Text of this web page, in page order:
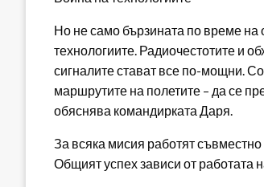
Но не само бързината по време на
технологиите. Радиочестотите и
сигналите стават все по-мощни.
маршрутите на полетите – да се
обяснява командирката Даря.
За всяка мисия работят
Общият успех зависи от работата